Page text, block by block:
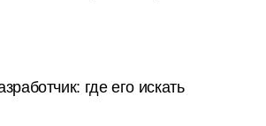
где его искать